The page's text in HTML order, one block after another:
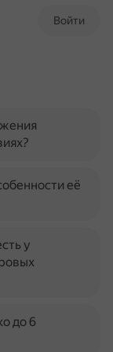
Войти
её
у
до 6